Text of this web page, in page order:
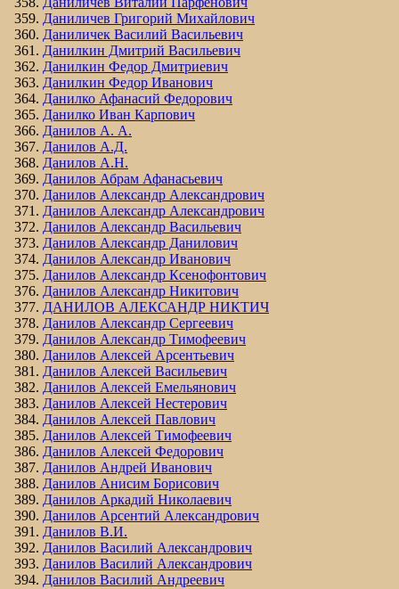
Даниличев Григорий Михайлович
Даниличек Василий Васильевич
Данилкин Дмитрий Васильевич
Данилкин Федор Дмитриевич
Данилкин Федор Иванович
Данилко Афанасий Федорович
Данилко Иван Карпович
Данилов А. А.
Данилов А.Д.
Данилов А.Н.
Данилов Абрам Афанасьевич
Данилов Александр Александрович
Данилов Александр Александрович
Данилов Александр Васильевич
Данилов Александр Данилович
Данилов Александр Иванович
Данилов Александр Ксенофонтович
Данилов Александр Никитович
ДАНИЛОВ АЛЕКСАНДР НИКТИЧ
Данилов Александр Сергеевич
Данилов Александр Тимофеевич
Данилов Алексей Арсентьевич
Данилов Алексей Васильевич
Данилов Алексей Емельянович
Данилов Алексей Нестерович
Данилов Алексей Павлович
Данилов Алексей Тимофеевич
Данилов Алексей Федорович
Данилов Андрей Иванович
Данилов Анисим Борисович
Данилов Аркадий Николаевич
Данилов Арсентий Александрович
Данилов В.И.
Данилов Василий Александрович
Данилов Василий Александрович
Данилов Василий Андреевич